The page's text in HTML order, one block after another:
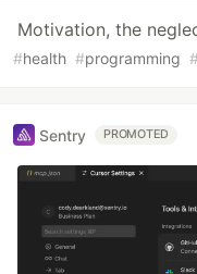
Motivation, the
#health #programming #
Sentry PROMOTED